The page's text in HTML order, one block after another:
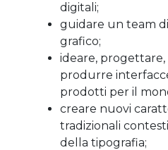
digitali;
guidare un team
grafico;
ideare,
produrre
prodotti per il
creare nuovi
tradizionali
della tipografia;